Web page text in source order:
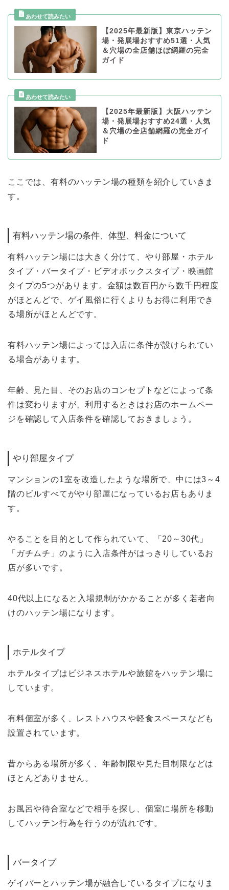
【2025年最新版】東京ハッテン
場・発展場おすすめ51選・人気
＆穴場の全店舗ほぼ網羅の完全
ガイド
【2025年最新版】大阪ハッテン
場・発展場おすすめ24選・人気
＆穴場の全店舗網羅の完全ガイ
ド
ここでは、有料のハッテン場の種類を紹介していきま
す。
有料ハッテン場の条件、体型、料金について
有料ハッテン場には大きく分けて、やり部屋・ホテル
タイプ・バータイプ・ビデオボックスタイプ・映画館
タイプの5つがあります。金額は数百円から数千円程度
がほとんどで、ゲイ風俗に行くよりもお得に利用でき
る場所がほとんどです。
有料ハッテン場によっては入店に条件が設けられてい
る場合があります。
年齢、見た目、そのお店のコンセプトなどによって条
件は変わりますが、利用するときはお店のホームペー
ジを確認して入店条件を確認しておきましょう。
やり部屋タイプ
マンションの1室を改造したような場所で、中には3～4
階のビルすべてがやり部屋になっているお店もありま
す。
やることを目的として作られていて、「20～30代」
「ガチムチ」のように入店条件がはっきりしているお
店が多いです。
40代以上になると入場規制がかかることが多く若者向
けのハッテン場になります。
ホテルタイプ
ホテルタイプはビジネスホテルや旅館をハッテン場に
しています。
有料個室が多く、レストハウスや軽食スペースなども
設置されています。
昔からある場所が多く、年齢制限や見た目制限などは
ほとんどありません。
お風呂や待合室などで相手を探し、個室に場所を移動
してハッテン行為を行うのが流れです。
バータイプ
ゲイバーとハッテン場が融合しているタイプになりま